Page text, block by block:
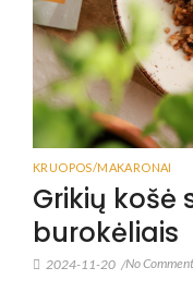
KRUOPOS/MAKARONAI
Grikių košė
burokėliais
2024-11-20 /No